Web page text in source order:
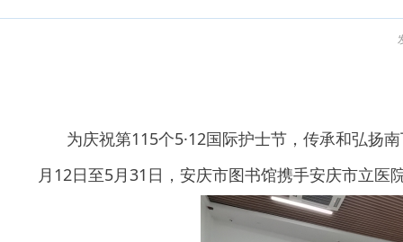
为庆祝第115个5·12国际护士节，传承和弘扬
月12日至5月31日，安庆市图书馆携手安庆市立医